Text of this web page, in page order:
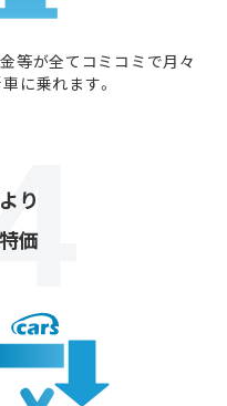
等が全てコミコミで月々
に乗れます。
り
価